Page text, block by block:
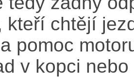
kteří chtějí
pomoc
v kopci